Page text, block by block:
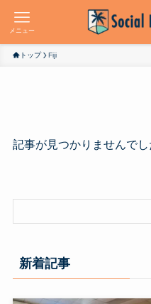
メニュー
トップ Fiji
記事が見つかりませんでし
新着記事